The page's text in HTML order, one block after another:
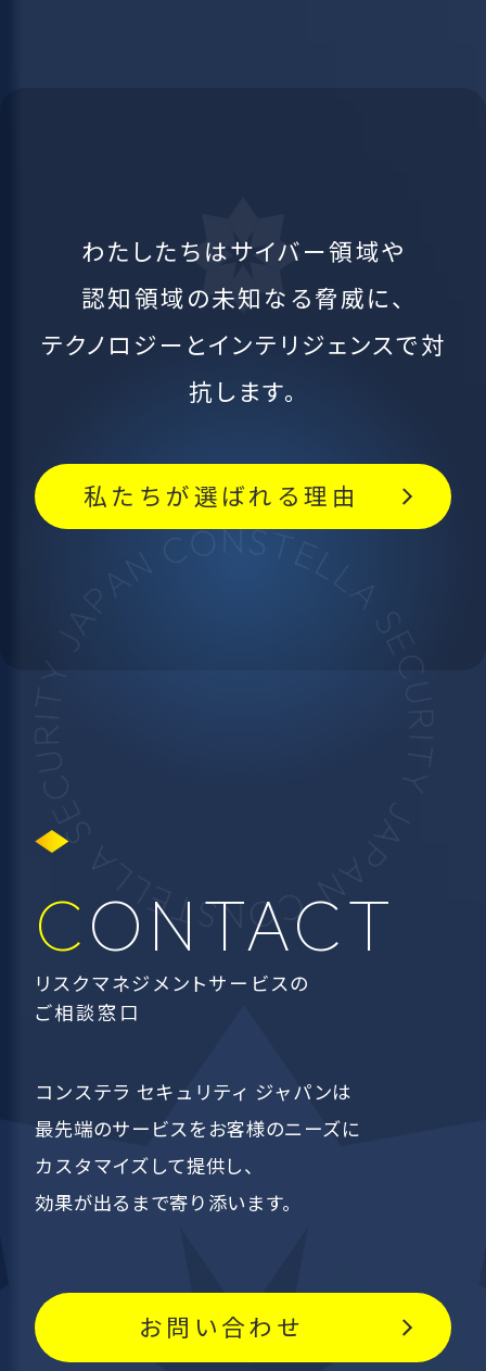
わたしたちはサイバー領域や
認知領域の未知なる脅威に、
テクノロジーとインテリジェンスで対
抗します。
私たちが選ばれる理由
CONTACT
リスクマネジメントサービスの
ご相談窓口
コンステラ セキュリティ ジャパンは
最先端のサービスをお客様のニーズに
カスタマイズして提供し、
効果が出るまで寄り添います。
お問い合わせ